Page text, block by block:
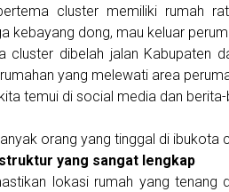
cluster memiliki rumah
kebayang dong, mau keluar
cluster dibelah jalan Kabupaten
yang melewati area
temui di social media dan
orang yang tinggal di
yang sangat lengkap
lokasi rumah yang tenang